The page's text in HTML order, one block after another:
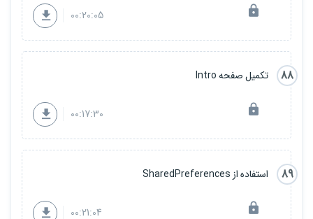
00:20:05
88 تکمیل صفحه Intro
00:17:30
89 استفاده از SharedPreferences
00:21:04